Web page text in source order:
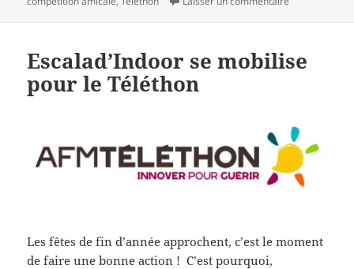
Escalad’Indoor se mobilise
pour le Téléthon
Les fêtes de fin d’année approchent, c’est le moment
de faire une bonne action ! C’est pourquoi,